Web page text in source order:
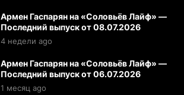
Армен Гаспарян на «Соловьёв Лайф» —
Последний выпуск от 08.07.2026
4 недели ago
Армен Гаспарян на «Соловьёв Лайф» —
Последний выпуск от 06.07.2026
1 месяц ago